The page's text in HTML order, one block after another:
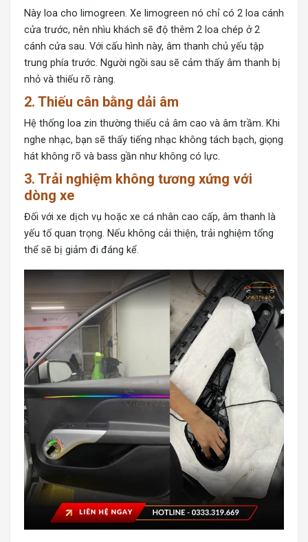
Này loa cho limogreen. Xe limogreen nó chỉ có 2 loa cánh
cửa trước, nên nhìu khách sẽ độ thêm 2 loa chép ở 2
cánh cửa sau. Với cấu hình này, âm thanh chủ yếu tập
trung phía trước. Người ngồi sau sẽ cảm thấy âm thanh bị
nhỏ và thiếu rõ ràng.
2. Thiếu cân bằng dải âm
Hệ thống loa zin thường thiếu cả âm cao và âm trầm. Khi
nghe nhạc, bạn sẽ thấy tiếng nhạc không tách bạch, giọng
hát không rõ và bass gần như không có lực.
3. Trải nghiệm không tương xứng với
dòng xe
Đối với xe dịch vụ hoặc xe cá nhân cao cấp, âm thanh là
yếu tố quan trọng. Nếu không cải thiện, trải nghiệm tổng
thể sẽ bị giảm đi đáng kể.